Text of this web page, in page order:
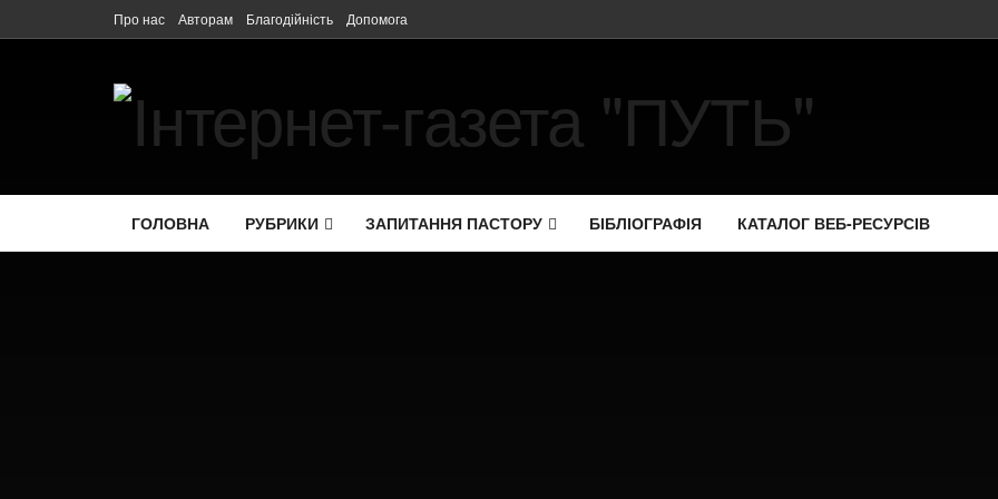
Про нас Авторам Благодійність Допомога
ГОЛОВНА РУБРИКИ ЗАПИТАННЯ ПАСТОРУ БІБЛІОГРАФІЯ КАТАЛОГ ВЕБ-РЕСУРСІВ